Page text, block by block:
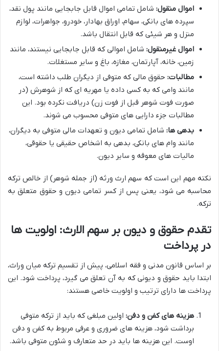
اموال منقول: شامل تمامی اموال قابل جابجایی مانند پول نقد،
سپرده های بانکی، سهام، اوراق بهادار، خودرو، جواهرات، لوازم
منزل و هر شیئی که قابل انتقال باشد.
اموال غیرمنقول: شامل اموالی که قابل جابجایی نیستند، مانند
زمین، خانه، آپارتمان، مغازه، باغ و سایر مستغلات.
مطالبات: حقوق مالی که متوفی از دیگران طلب داشته است،
مانند وامی که به کسی داده یا مهریه ای که از شوهرش (در
صورت فوت شوهر قبل از فوت زن) دریافت نکرده بود. این
مطالبات جزء دارایی های متوفی محسوب می شوند.
بدهی ها: شامل تمامی دیون و تعهدات مالی متوفی به دیگران،
مانند وام های بانکی، بدهی به اشخاص حقیقی یا حقوقی،
مالیات های معوقه و سایر دیون.
نکته مهم این است که سهم ارث ورثه (از جمله شوهر) از خالص ترکه
محاسبه می شود، یعنی پس از کسر تمامی دیون و حقوق متعلق به
ترکه.
تقدم حقوق و دیون بر سهم الارث: اولویت ها
در پرداخت
بر اساس قانون مدنی و فقه اسلامی، پیش از تقسیم ترکه میان وراث،
ابتدا باید حقوق و دیونی که به آن تعلق می گیرد، پرداخت شود. این
پرداخت ها دارای ترتیب و اولویت خاصی هستند:
هزینه های کفن و دفن: اولین مبلغی که باید از ترکه متوفی
برداشت شود، هزینه های ضروری و عرفی مربوط به کفن و دفن
اوست. این هزینه ها باید در حد متعارف و شئون متوفی باشد.